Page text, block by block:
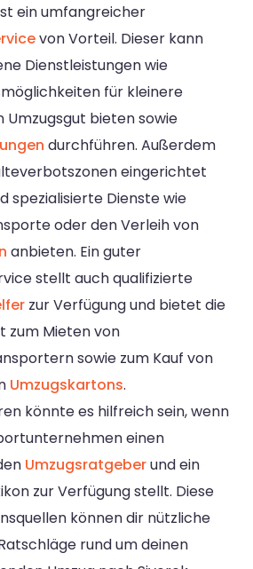
ein umfangreicher
von Vorteil. Dieser kann
Dienstleistungen wie
für kleinere
Umzugsgut bieten sowie
durchführen. Außerdem
eingerichtet
spezialisierte Dienste wie
oder den Verleih von
anbieten. Ein guter
stellt auch qualifizierte
zur Verfügung und bietet die
zum Mieten von
sowie zum Kauf von
Umzugskartons.
könnte es hilfreich sein, wenn
einen
Umzugsratgeberund ein
zur Verfügung stellt. Diese
können dir nützliche
rund um deinen